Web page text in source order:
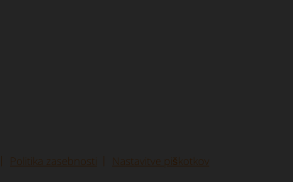
Politika zasebnosti Nastavitve piškotkov